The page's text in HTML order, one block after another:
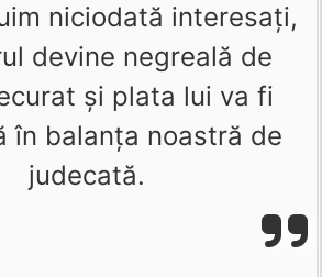
niciodată interesaţi,
devine negreală de
şi plata lui va fi
în balanţa noastră de
judecată.